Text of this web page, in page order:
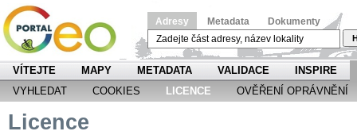
Adresy Metadata Dokumenty
VÍTEJTE MAPY METADATA VALIDACE
INSPIRE
VYHLEDAT
COOKIES LICENCE OVĚŘENÍ OPRÁVNĚNÍ
Licence